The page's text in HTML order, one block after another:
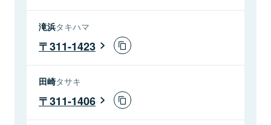
滝浜タキハマ
311-1423
田崎タサキ
311-1406